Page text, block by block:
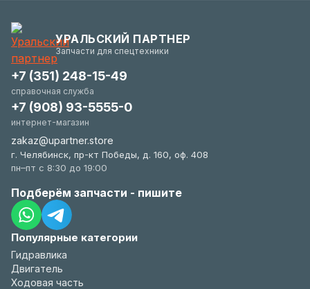
гибки и всегда заинтересованы в вашем
удобстве.
УРАЛЬСКИЙ ПАРТНЕР
Запчасти для спецтехники
Популярные категории
Гидравлика
Двигатель
Ходовая часть
+7 (351) 248-15-49
справочная служба
+7 (908) 93-5555-0
интернет-магазин
zakaz@upartner.store
г. Челябинск, пр-кт Победы, д. 160, оф. 408
пн–пт с 8:30 до 19:00
Подберём запчасти - пишите